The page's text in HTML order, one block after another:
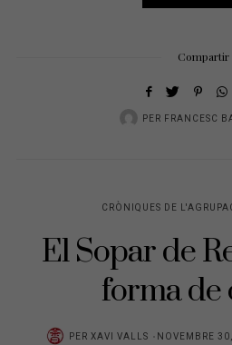
Compartir
PER FRANCESC
CRÒNIQUES DE
El Sopar de
forma de
PER XAVI VALLS
POSTED
NOVEMBRE